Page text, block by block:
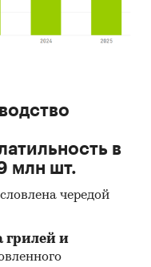
в
млн шт.
чередой
грилей и